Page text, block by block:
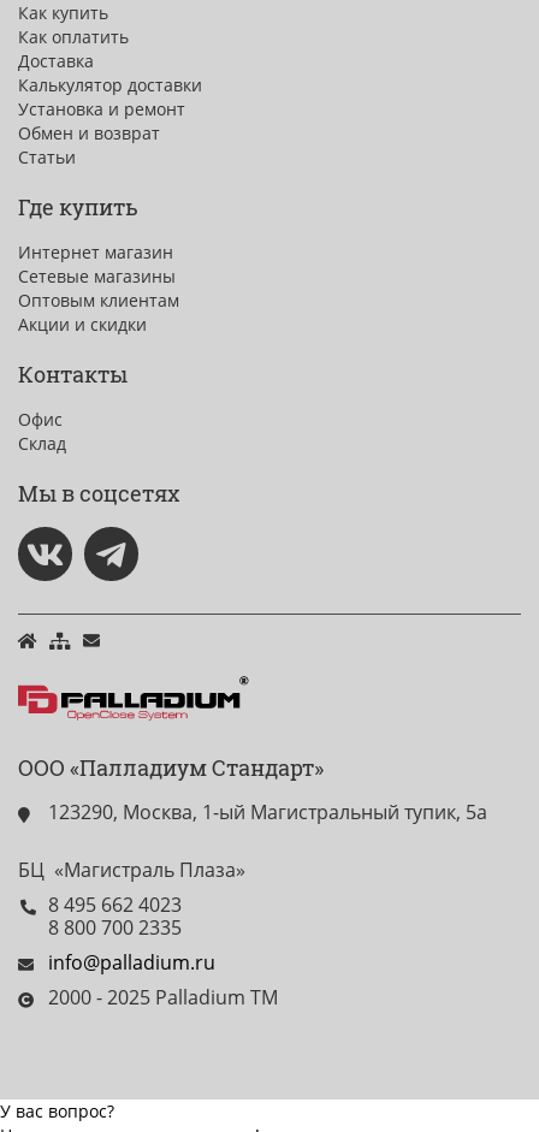
Как купить
Как оплатить
Доставка
Калькулятор доставки
Установка и ремонт
Обмен и возврат
Статьи
Где купить
Интернет магазин
Сетевые магазины
Оптовым клиентам
Акции и скидки
Контакты
Офис
Склад
Мы в соцсетях
ООО «Палладиум Стандарт»
123290, Москва, 1-ый Магистральный тупик, 5а
БЦ «Магистраль Плаза»
8 495 662 4023
8 800 700 2335
info@palladium.ru
2000 - 2025 Palladium TM
У вас вопрос?